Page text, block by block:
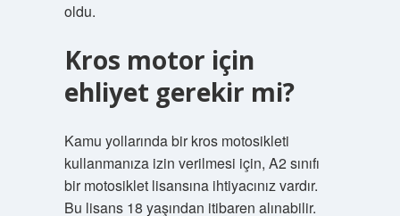
oldu.
Kros motor için
ehliyet gerekir mi?
Kamu yollarında bir kros motosikleti
kullanmanıza izin verilmesi için, A2 sınıfı
bir motosiklet lisansına ihtiyacınız vardır.
Bu lisans 18 yaşından itibaren alınabilir.